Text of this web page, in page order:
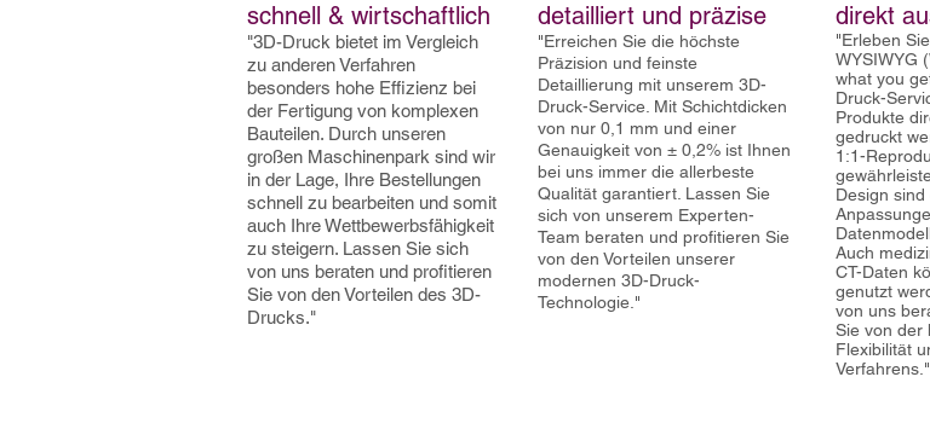
schnell & wirtschaftlich
"3D-Druck bietet im Vergleich
zu anderen Verfahren
besonders hohe Effizienz bei
der Fertigung von komplexen
Bauteilen. Durch unseren
großen Maschinenpark sind wir
in der Lage, Ihre Bestellungen
schnell zu bearbeiten und somit
auch Ihre Wettbewerbsfähigkeit
zu steigern. Lassen Sie sich
von uns beraten und profitieren
Sie von den Vorteilen des 3D-
Drucks."
detailliert und präzise
"Erreichen Sie die höchste
Präzision und feinste
Detaillierung mit unserem 3D-
Druck-Service. Mit Schichtdicken
von nur 0,1 mm und einer
Genauigkeit von ± 0,2% ist Ihnen
bei uns immer die allerbeste
Qualität garantiert. Lassen Sie
sich von unserem Experten-
Team beraten und profitieren Sie
von den Vorteilen unserer
modernen 3D-Druck-
Technologie."
direkt
"Erleben
WYSIWYG
what you
Druck-
Produkte
gedruckt
1:1-
Design
Auch
CT-Daten
genutzt
von uns
Sie von der
Flexibilität
Verfahrens."